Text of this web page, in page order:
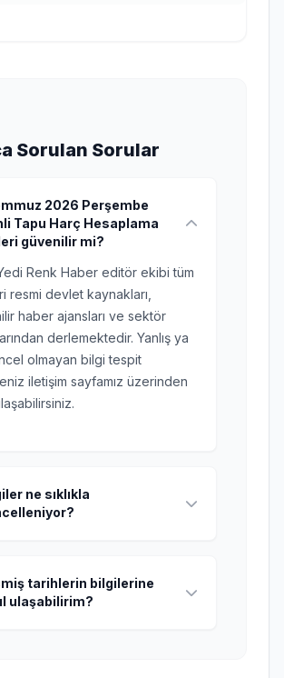
Sorulan Sorular
2026 Perşembe
Tapu Harç Hesaplama
güvenilir mi?
Renk Haber editör ekibi tüm
resmi devlet kaynakları,
haber ajansları ve sektör
derlemektedir. Yanlış ya
olmayan bilgi tespit
iletişim sayfamız üzerinden
ne sıklıkla
tarihlerin bilgilerine
ulaşabilirim?